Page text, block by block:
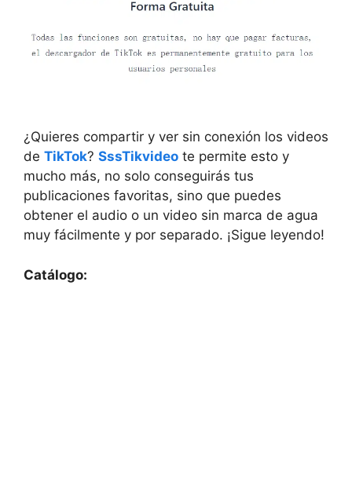
¿Quieres compartir y ver sin conexión los videos
de TikTok? SssTikvideo te permite esto y
mucho más, no solo conseguirás tus
publicaciones favoritas, sino que puedes
obtener el audio o un video sin marca de agua
muy fácilmente y por separado. ¡Sigue leyendo!
Catálogo: